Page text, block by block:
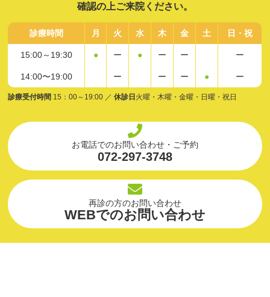
確認の上ご来院ください。
診療時間 月 火 水 木 金 土 日・祝
15:00～19:30 ● ー ● ー ー ー
14:00〜19:00 ー ー ー ● ー
診療受付時間 15：00～19:00 ／休診日火曜・木曜・金曜・日曜・祝日
お電話でのお問い合わせ・ご予約
072-297-3748
再診の方のお問い合わせ
WEBでのお問い合わせ